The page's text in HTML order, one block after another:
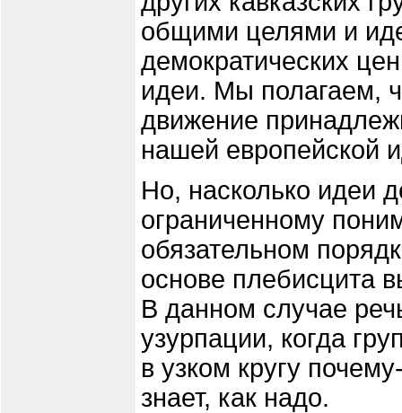
общими целями и
демократических
идеи. Мы полагаем,
движение
нашей европейской
Но, насколько идеи
ограниченному
обязательном
основе плебисцита
В данном случае
узурпации, когда
в узком кругу
знает, как надо.